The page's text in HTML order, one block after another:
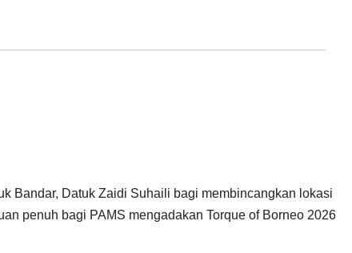
Bandar, Datuk Zaidi Suhaili bagi membincangkan lokasi
penuh bagi PAMS mengadakan Torque of Borneo 2026